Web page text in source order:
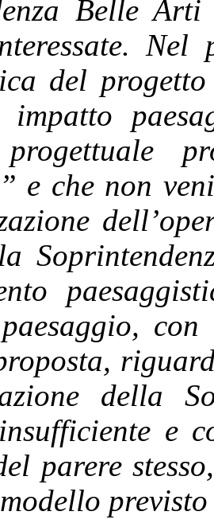
Belle
del
progettuale
e che non
della
e
parere